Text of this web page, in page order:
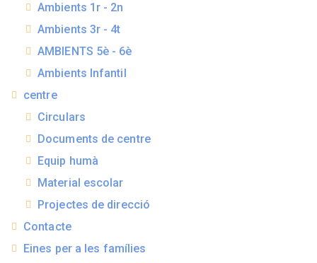
Ambients 1r - 2n
Ambients 3r - 4t
AMBIENTS 5è - 6è
Ambients Infantil
centre
Circulars
Documents de centre
Equip humà
Material escolar
Projectes de direcció
Contacte
Eines per a les famílies